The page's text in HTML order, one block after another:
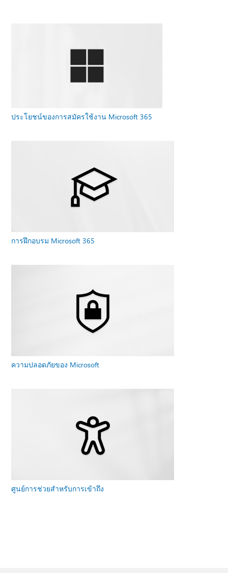
ประโยชน์ของการสมัครใช้งาน Microsoft 365
การฝึกอบรม Microsoft 365
ความปลอดภัยของ Microsoft
ศูนย์การช่วยสําหรับการเข้าถึง